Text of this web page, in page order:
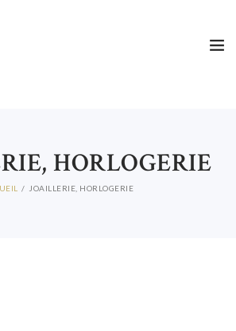
HORLOGERIE
JOAILLERIE, HORLOGERIE